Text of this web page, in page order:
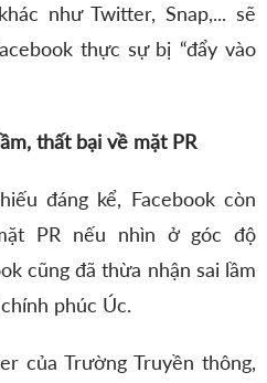
như Twitter, Snap,... sẽ
thực sự bị “đẩy vào
thất bại về mặt PR
đáng kể, Facebook còn
PR nếu nhìn ở góc độ
cũng đã thừa nhận sai lầm
phúc Úc.
của Trường Truyền thông,